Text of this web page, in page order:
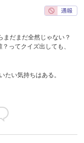
だまだ全然じゃない？
ってクイズ出しても、
たい気持ちはある。